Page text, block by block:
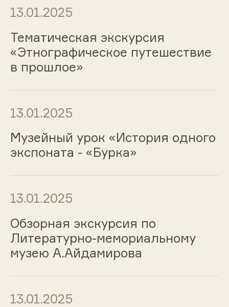
13.01.2025
Тематическая экскурсия
«Этнографическое путешествие
в прошлое»
13.01.2025
Музейный урок «История одного
экспоната - «Бурка»
13.01.2025
Обзорная экскурсия по
Литературно-мемориальному
музею А.Айдамирова
13.01.2025